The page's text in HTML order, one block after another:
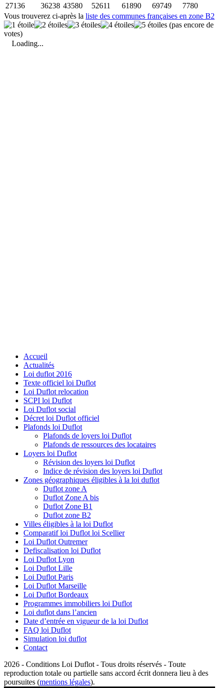
27136
36238 43580 52611 61890 69749
7780
Vous trouverez ci-après la liste des communes françaises en zone B2
(pas encore de
votes)
Loading...
Accueil
Actualités
Loi duflot 2016
Texte officiel loi Duflot
Loi Duflot relocation
SCPI loi Duflot
Loi Duflot social
Décret loi Duflot officiel
Plafonds loi Duflot
Plafonds de loyers loi Duflot
Plafonds de ressources des locataires
Loyers loi Duflot
Révision des loyers loi Duflot
Indice de révision des loyers loi Duflot
Zones géographiques éligibles à la loi duflot
Duflot zone A
Duflot Zone A bis
Duflot Zone B1
Duflot zone B2
Villes éligibles à la loi Duflot
Comparatif loi Duflot loi Scellier
Loi Duflot Outremer
Defiscalisation loi Duflot
Loi Duflot Lyon
Loi Duflot Lille
Loi Duflot Paris
Loi Duflot Marseille
Loi Duflot Bordeaux
Programmes immobiliers loi Duflot
Loi duflot dans l’ancien
Date d’entrée en vigueur de la loi Duflot
FAQ loi Duflot
Simulation loi duflot
Contact
2026 - Conditions Loi Duflot - Tous droits réservés - Toute
reproduction totale ou partielle sans accord écrit donnera lieu à des
poursuites (mentions légales).